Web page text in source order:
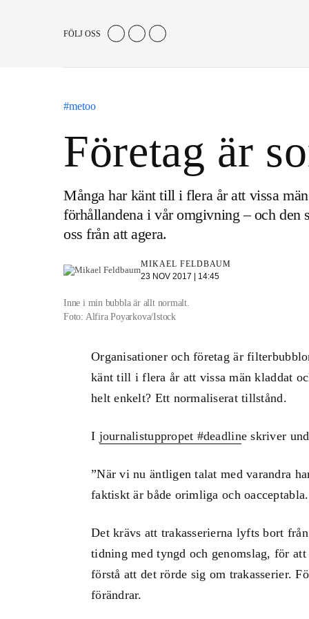
FÖLJ OSS
#metoo
Företag är
Många har känt till i flera år att vissa
förhållandena i vår omgivning – och
oss från att agera.
MIKAEL FELDBAUM
23 NOV 2017 | 14:45
Inne i min bubbla är allt normalt.
Foto: Alfira Poyarkova/Istock
Organisationer och företag är
känt till i flera år att vissa män kladdat
helt enkelt? Ett normaliserat tillstånd.
I journalistuppropet #deadline skriver
”När vi nu äntligen talat med varandra
faktiskt är både orimliga och
Det krävs att trakasserierna lyfts bort
tidning med tyngd och genomslag, för
förstå att det rörde sig om trakasserier.
förändrar.